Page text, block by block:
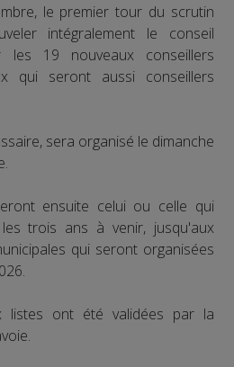
le premier tour du scrutin
intégralement le conseil
les 19 nouveaux conseillers
qui seront aussi conseillers
sera organisé le dimanche
ensuite celui ou celle qui
trois ans à venir, jusqu'aux
qui seront organisées
listes ont été validées par la